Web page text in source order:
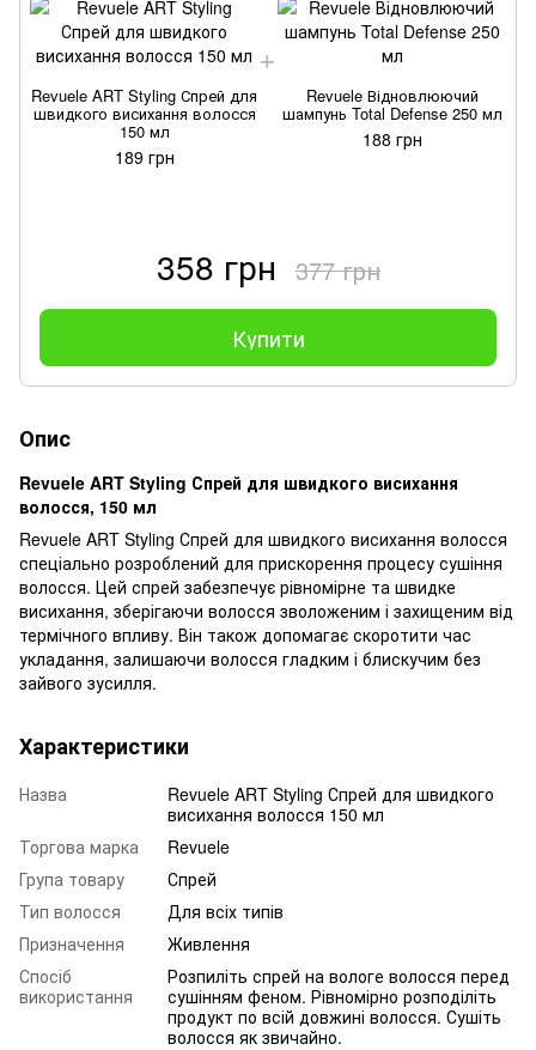
Revuele ART Styling Спрей для
швидкого висихання волосся
150 мл
189 грн
Revuele Відновлюючий
шампунь Total Defense 250 мл
188 грн
358 грн 377 грн
Купити
Опис
Revuele ART Styling Спрей для швидкого висихання
волосся, 150 мл
Revuele ART Styling Спрей для швидкого висихання волосся
спеціально розроблений для прискорення процесу сушіння
волосся. Цей спрей забезпечує рівномірне та швидке
висихання, зберігаючи волосся зволоженим і захищеним від
термічного впливу. Він також допомагає скоротити час
укладання, залишаючи волосся гладким і блискучим без
зайвого зусилля.
Характеристики
Назва
Revuele ART Styling Спрей для швидкого
висихання волосся 150 мл
Торгова марка
Revuele
Група товару
Спрей
Тип волосся
Для всіх типів
Призначення
Живлення
Спосіб
використання
Розпиліть спрей на вологе волосся перед
сушінням феном. Рівномірно розподіліть
продукт по всій довжині волосся. Сушіть
волосся як звичайно.